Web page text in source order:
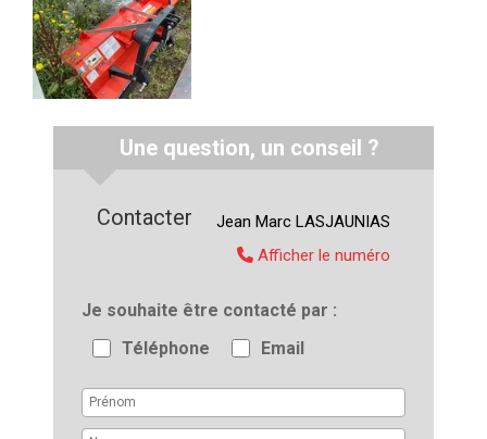
Une question, un conseil ?
Je souhaite être contacté par
Téléphone
Email
Contacter Jean Marc LASJAUNIAS
Afficher le numéro